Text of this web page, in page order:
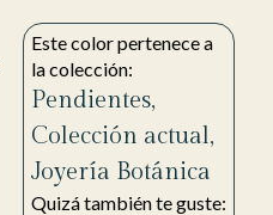
Este color pertenece a
la colección:
Pendientes,
Colección actual,
Joyería Botánica
Quizá también te guste: